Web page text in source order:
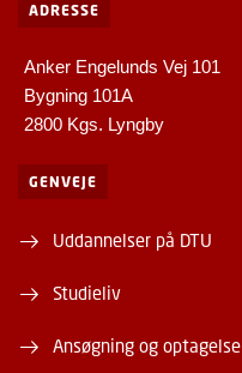
ADRESSE
Anker Engelunds Vej 101
Bygning 101A
2800 Kgs. Lyngby
GENVEJE
Uddannelser på DTU
Studieliv
Ansøgning og optagelse